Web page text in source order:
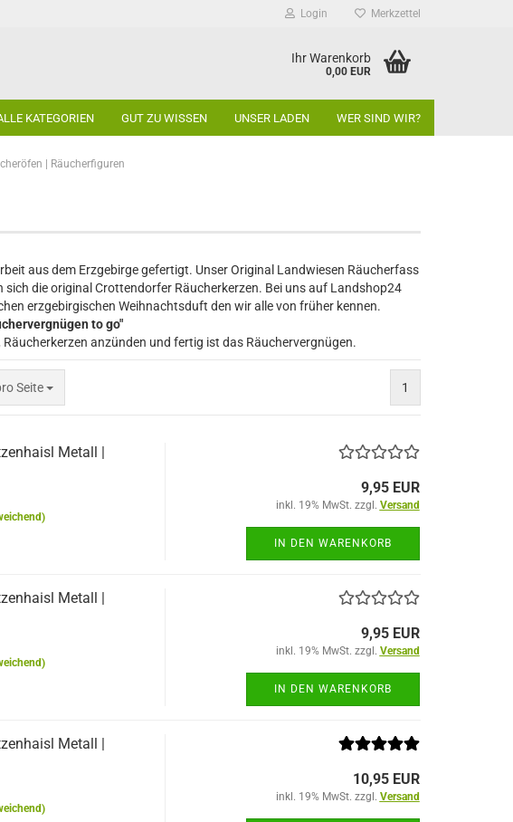
Login Merkzettel
Ihr Warenkorb
0,00 EUR
KATEGORIEN GUT ZU WISSEN UNSER LADEN WER SIND WIR?
| Räucherfiguren
aus dem Erzgebirge gefertigt. Unser Original Landwiesen Räucherfass
die original Crottendorfer Räucherkerzen. Bei uns auf Landshop24
erzgebirgischen Weihnachtsduft den wir alle von früher kennen.
to go"
anzünden und fertig ist das Räuchervergnügen.
Seite 1
Metall |
9,95 EUR
inkl. 19% MwSt. zzgl. Versand
IN DEN WARENKORB
Metall |
9,95 EUR
inkl. 19% MwSt. zzgl. Versand
IN DEN WARENKORB
Metall |
10,95 EUR
inkl. 19% MwSt. zzgl. Versand